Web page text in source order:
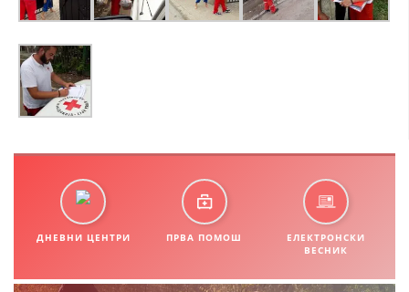
ОРГАНИЗАЦИЈА И РАЗВОЈ
РАКОВОДЕН ОДБОР
СТРУКТУРА И ОРГАНИЗАЦИОНА ПОСТАВЕНОСТ
ДНЕВНИ ЦЕНТРИ ПРВА ПОМОШ
ЕЛЕКТРОНСКИ
ВЕСНИК